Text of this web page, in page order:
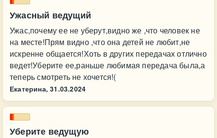
Ужасный ведущий
Ужас,почему ее не уберут,видно же ,что человек не
на месте!Прям видно ,что она детей не любит,не
искренне общается!Хоть в других передачах отлично
ведет!Уберите ее,раньше любимая передача была,а
теперь смотреть не хочется!(
Екатерина, 31.03.2024
Уберите ведущую